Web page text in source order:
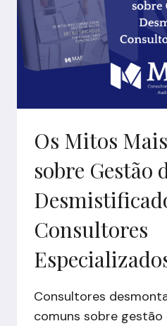
APROFUNDADO
PARA
EMPRESAS
Os Mitos
sobre Gestão
Consultores
Consultores
comuns sobre gestão